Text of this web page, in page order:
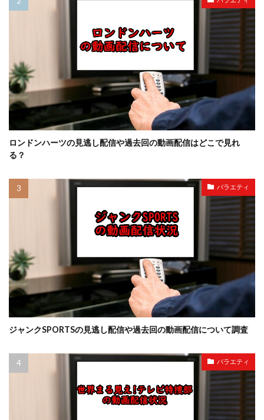
ロンドンハーツの見逃し配信や過去回の動画配信はどこで見れ
る？
バラエティ
ジャンクSPORTSの見逃し配信や過去回の動画配信について調査
バラエティ